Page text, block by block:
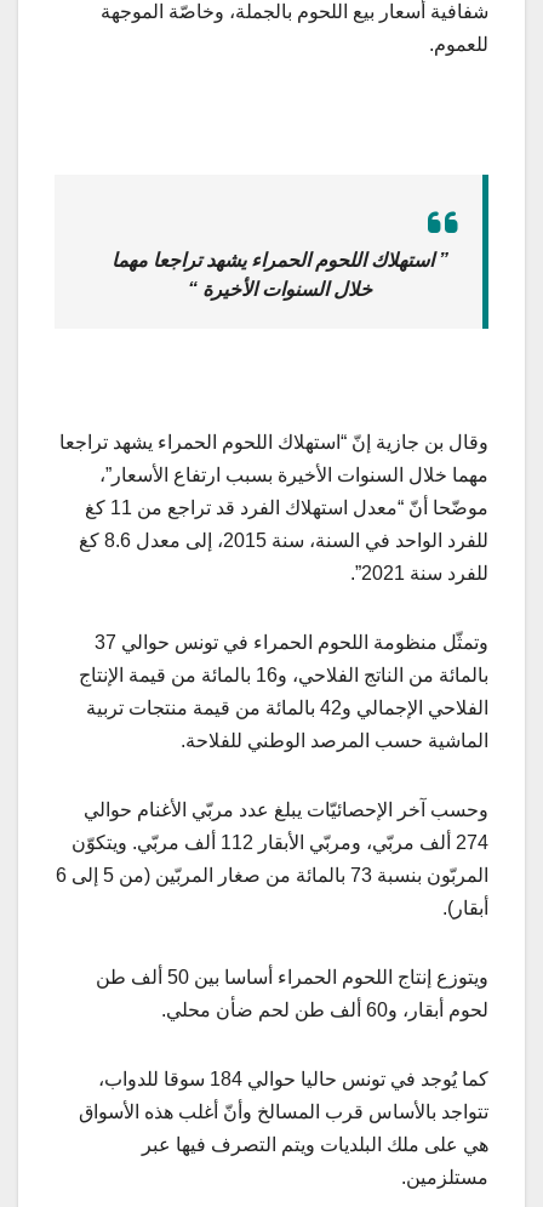
شفافية أسعار بيع اللحوم بالجملة، وخاصّة الموجهة
للعموم.
”استهلاك اللحوم الحمراء يشهد تراجعا مهما
خلال السنوات الأخيرة “
وقال بن جازية إنّ “استهلاك اللحوم الحمراء يشهد تراجعا
مهما خلال السنوات الأخيرة بسبب ارتفاع الأسعار”،
موضّحا أنّ “معدل استهلاك الفرد قد تراجع من 11 كغ
للفرد الواحد في السنة، سنة 2015، إلى معدل 8.6 كغ
للفرد سنة 2021”.
وتمثّل منظومة اللحوم الحمراء في تونس حوالي 37
بالمائة من الناتج الفلاحي، و16 بالمائة من قيمة الإنتاج
الفلاحي الإجمالي و42 بالمائة من قيمة منتجات تربية
الماشية حسب المرصد الوطني للفلاحة.
وحسب آخر الإحصائيّات يبلغ عدد مربّي الأغنام حوالي
274 ألف مربّي، ومربّي الأبقار 112 ألف مربّي. ويتكوّن
المربّون بنسبة 73 بالمائة من صغار المربّين (من 5 إلى 6
أبقار).
ويتوزع إنتاج اللحوم الحمراء أساسا بين 50 ألف طن
لحوم أبقار، و60 ألف طن لحم ضأن محلي.
كما يُوجد في تونس حاليا حوالي 184 سوقا للدواب،
تتواجد بالأساس قرب المسالخ وأنّ أغلب هذه الأسواق
هي على ملك البلديات ويتم التصرف فيها عبر
مستلزمين.